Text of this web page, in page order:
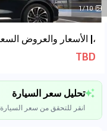
1/10
،| الأسعار والعروض
TBD
تحليل سعر السيارة
انقر للتحقق من سعر